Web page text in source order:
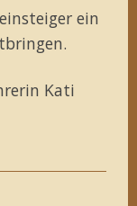
ein
Kati